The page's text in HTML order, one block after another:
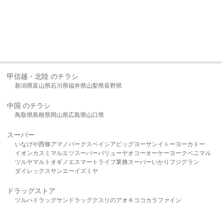
甲信越・北陸 のチラシ
新潟県富山県石川県福井県山梨県長野県
中国 のチラシ
鳥取県島根県岡山県広島県山口県
スーパー
いなげや西條アマノパークスベイシア ビッグヨーサンイトーヨーカドー
イオンカスミ マルエツスーパーバリューヤオコーオーケー ヨークベニマル
ツルヤマルト オギノ エスマート ライフ業務スーパーいかり フジグラン
ダイレックスサンエーイズミヤ
ドラッグストア
ツルハドラッグサンドラッグクスリのアオキ ココカラファイン